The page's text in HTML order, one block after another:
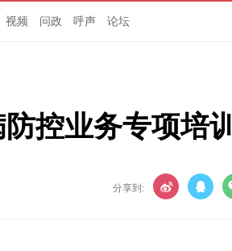
视频 问政 呼声 论坛
控业务专项培训
分享到: